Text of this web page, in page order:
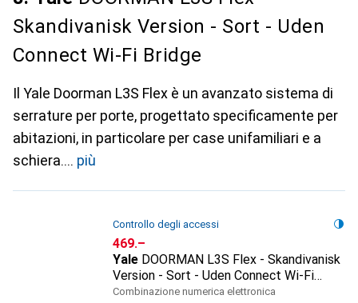
Skandivanisk Version - Sort - Uden
Connect Wi-Fi Bridge
Il Yale Doorman L3S Flex è un avanzato sistema di
serrature per porte, progettato specificamente per
abitazioni, in particolare per case unifamiliari e a
schiera.
più
Controllo degli accessi
CHF
469.–
Yale DOORMAN L3S Flex - Skandivanisk
Version - Sort - Uden Connect Wi-Fi
Bridge
Combinazione numerica elettronica